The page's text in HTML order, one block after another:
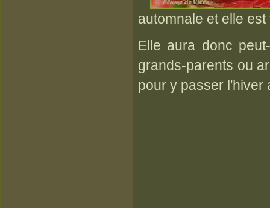
automnale et elle
Elle aura donc
grands-parents ou
pour y passer l'hiver